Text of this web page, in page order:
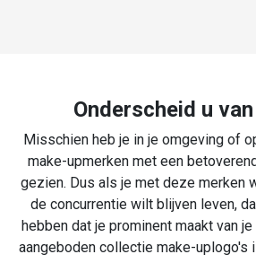
Onderscheid u
Misschien heb je in je omgeving of
make-upmerken met een
gezien. Dus als je met deze merken
de concurrentie wilt blijven leven,
hebben dat je prominent maakt van
aangeboden collectie make-